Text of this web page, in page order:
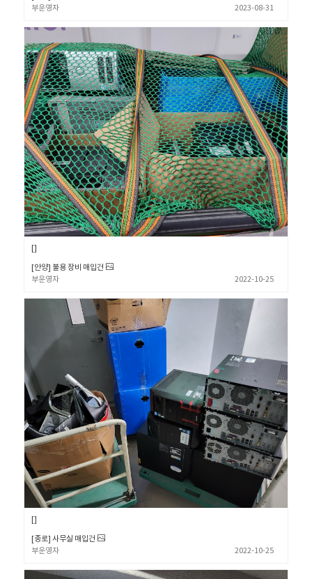
부운영자
2023-08-31
[안양] 불용 장비 매입건
부운영자
2022-10-25
[종로] 사무실 매입건
부운영자
2022-10-25